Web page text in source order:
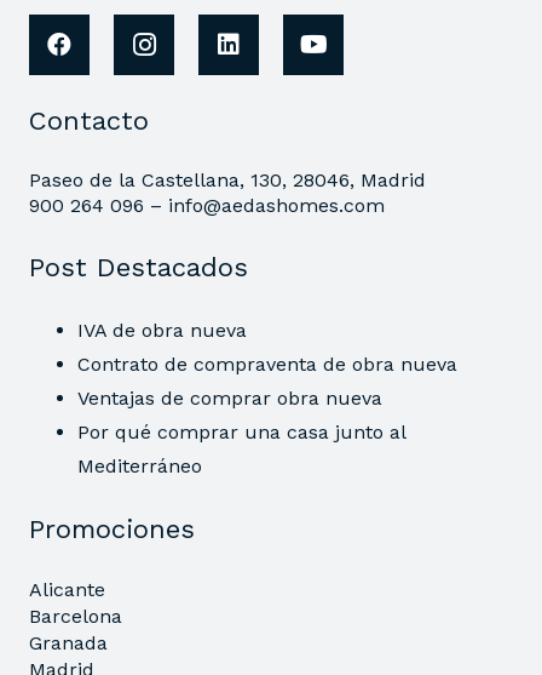
Contacto
Paseo de la Castellana, 130, 28046, Madrid
900 264 096 – info@aedashomes.com
Post Destacados
IVA de obra nueva
Contrato de compraventa de obra nueva
Ventajas de comprar obra nueva
Por qué comprar una casa junto al
Mediterráneo
Promociones
Alicante
Barcelona
Granada
Madrid